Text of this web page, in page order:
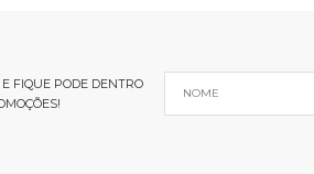
FIQUE PODE DENTRO